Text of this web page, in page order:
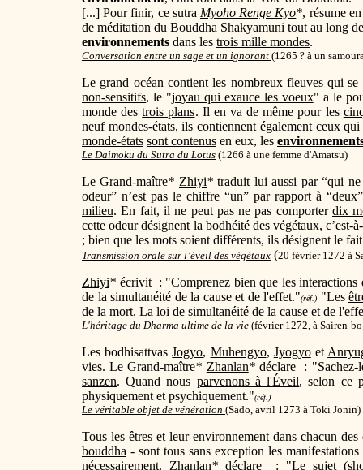
[...] Pour finir, ce sutra Myoho Renge Kyo*, résume
de méditation du Bouddha Shakyamuni tout au long
environnements dans les trois mille mondes.
Conversation entre un sage et un ignorant (1265 ? à un
Le grand océan contient les nombreux fleuves qui
non-sensitifs, le "joyau qui exauce les voeux" a le
monde destrois plans. Il en va de même pour les
neuf mondes-états,ils contiennent également ceux
monde-états sont contenus en eux, les
Le Daimoku du Sutra du Lotus (1266 à une femme d'Amatsu)
Le Grand-maître* Zhiyi*traduit lui aussi par “qui ne
odeur” n’est pas le chiffre “un” par rapport à
milieu. En fait, il ne peut pas ne pas comporter dix
cette odeur désignent la bodhéité des végétaux,
; bien que les mots soient différents, ils désignent le
Transmission orale sur l’éveil des végétaux (20 février 1272 à
Zhiyi* écrivit : "Comprenez bien que les interactions
de la simultanéité de la cause et de l'effet."(réf.) "Les
de la mort. La loi de simultanéité de la cause et de
L'héritage du Dharma ultime de la vie (février 1272, à Sairen-
Les bodhisattvasJogyo, Muhengyo, Jyogyoet
vies. Le Grand-maître* Zhanlan*déclare : "Sachez-
sanzen. Quand nous parvenons à l'Éveil, selon ce
physiquement et psychiquement."(réf.)
Le véritable objet de vénération (Sado, avril 1273 à Toki Jonin)
Tous les êtres et leur environnement dans chacun des
bouddha - sont tous sans exception les
nécessairement. Zhanlan*déclare : "Le sujet